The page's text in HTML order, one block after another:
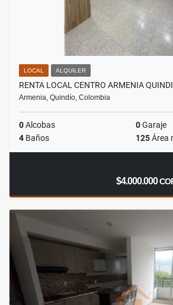
LOCAL ALQUILER
RENTA LOCAL CENTRO ARMENIA
Armenia, Quindío, Colombia
0Alcobas 0Garaje
4 Baños 125Área
$4.000.000